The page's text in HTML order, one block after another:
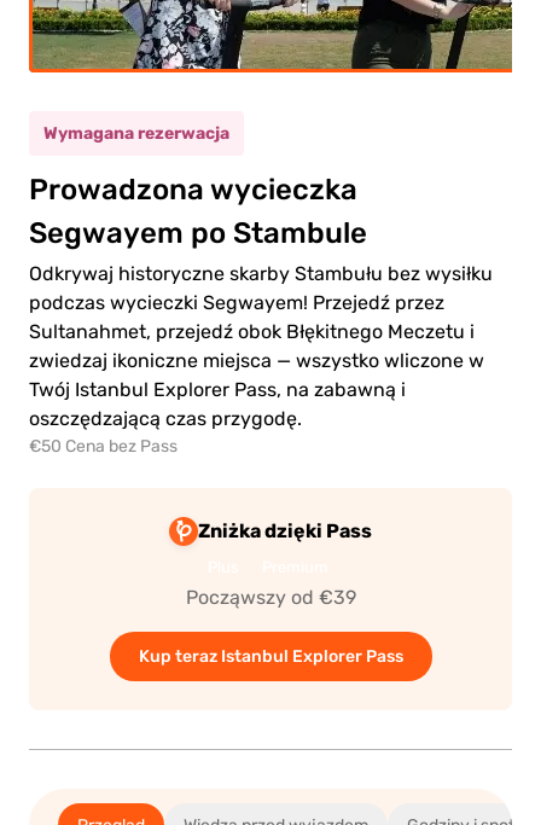
Wymagana rezerwacja
Prowadzona wycieczka
Segwayem po Stambule
Odkrywaj historyczne skarby Stambułu bez wysiłku
podczas wycieczki Segwayem! Przejedź przez
Sultanahmet, przejedź obok Błękitnego Meczetu i
zwiedzaj ikoniczne miejsca — wszystko wliczone w
Twój Istanbul Explorer Pass, na zabawną i
oszczędzającą czas przygodę.
€50 Cena bez Pass
Zniżka dzięki Pass
Począwszy od €39
Kup teraz Istanbul Explorer Pass
(5-
0.00€
0.00€